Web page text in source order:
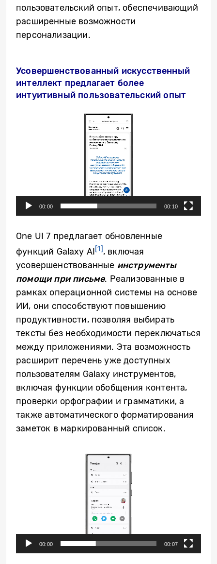
пользовательский опыт, обеспечивающий
расширенные возможности
персонализации.
Усовершенствованный искусственный
интеллект предлагает более
интуитивный пользовательский опыт
00:00 00:10
One UI 7 предлагает обновленные
функций Galaxy AI[1], включая
усовершенствованные инструменты
помощи при письме. Реализованные в
рамках операционной системы на основе
ИИ, они способствуют повышению
продуктивности, позволяя выбирать
тексты без необходимости переключаться
между приложениями. Эта возможность
расширит перечень уже доступных
пользователям Galaxy инструментов,
включая функции обобщения контента,
проверки орфографии и грамматики, а
также автоматического форматирования
заметок в маркированный список.
00:00 00:07